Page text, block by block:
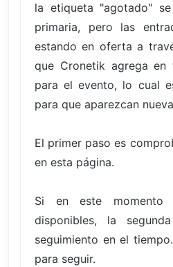
la etiqueta "agotado"
primaria, pero las
estando en oferta a
que Cronetik agrega en
para el evento, lo cual
para que aparezcan
El primer paso es
en esta página.
Si en este momento
disponibles, la
seguimiento en el
para seguir.